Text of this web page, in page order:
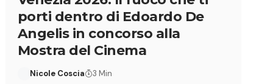
porti dentro di Edoardo De
Angelis in concorso alla
Mostra del Cinema
Nicole Coscia 3 Min